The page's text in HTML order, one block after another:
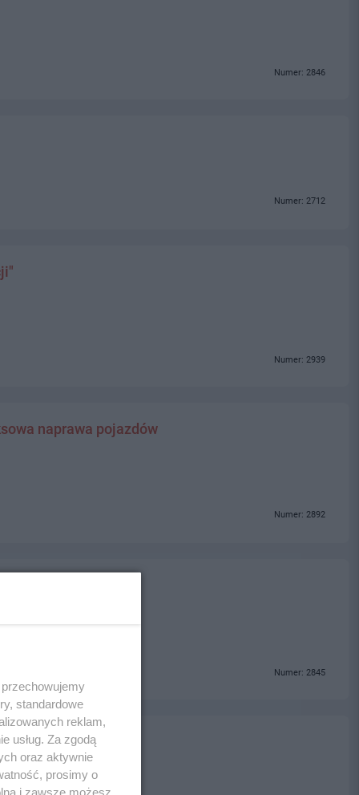
Numer: 2846
Numer: 2712
Numer: 2939
naprawa pojazdów
Numer: 2892
Numer: 2845
Tczew
standardowe
reklam,
usług. Za zgodą
oraz aktywnie
prosimy o
i zawsze możesz